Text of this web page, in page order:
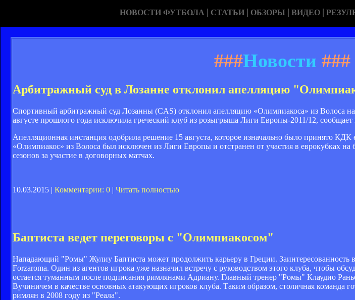
НОВОСТИ ФУТБОЛА | СТАТЬИ | ОБЗОРЫ | ВИДЕО |
###Новости ###
Арбитражный суд в Лозанне отклонил апелляцию
Спортивный арбитражный суд Лозанны (CAS) отклонил апелляцию «Олимпиакоса» из Волоса
августе прошлого года исключила греческий клуб из розыгрыша Лиги Европы-2011/12,
Апелляционная инстанция одобрила решение 15 августа, которое изначально было принято
«Олимпиакос» из Волоса был исключен из Лиги Европы и отстранен от участия в еврокубках
сезонов за участие в договорных матчах.
10.03.2015 | Комментарии: 0 | Читать полностью
Баптиста ведет переговоры с "Олимпиакосом"
Нападающий "Ромы" Жулиу Баптиста может продолжить карьеру в Греции. Заинтересованность
Forzaroma. Один из агентов игрока уже назначил встречу с руководством этого клуба, чтобы
остается туманным после подписания римлянами Адриану. Главный тренер "Ромы" Клаудио
Вучиничем в качестве основных атакующих игроков клуба. Таким образом, столичная команда
римлян в 2008 году из "Реала".